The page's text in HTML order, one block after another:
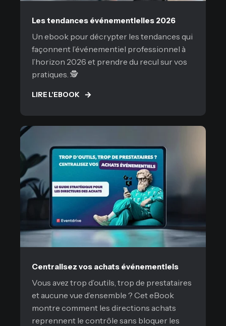
Les tendances événementielles 2026
Un ebook pour décrypter les tendances qui
façonnent l’événementiel professionnel à
l’horizon 2026 et prendre du recul sur vos
pratiques. 🕵️
LIRE L'EBOOK
Centralisez vos achats événementiels
Vous avez trop d’outils, trop de prestataires
et aucune vue d’ensemble ? Cet eBook
montre comment les directions achats
reprennent le contrôle sans bloquer les